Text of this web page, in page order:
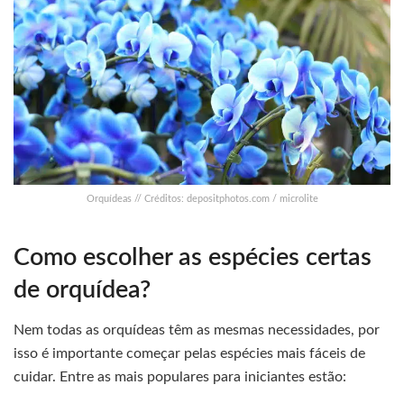
Orquídeas // Créditos: depositphotos.com / microlite
Como escolher as espécies certas
de orquídea?
Nem todas as orquídeas têm as mesmas necessidades, por
isso é importante começar pelas espécies mais fáceis de
cuidar. Entre as mais populares para iniciantes estão: